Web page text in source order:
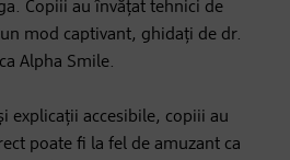
Copiii au învățat tehnici de
mod captivant, ghidați de dr.
Alpha Smile.
explicații accesibile, copiii au
poate fi la fel de amuzant ca